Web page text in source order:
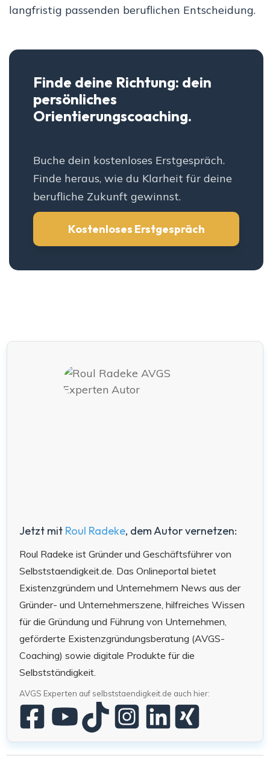
langfristig passenden beruflichen Entscheidung.
Finde deine Richtung: dein
persönliches
Orientierungscoaching.
Buche dein kostenloses Erstgespräch.
Finde heraus, wie du Klarheit für deine
berufliche Zukunft gewinnst.
Kostenloses Erstgespräch
Jetzt mit Roul Radeke, dem Autor vernetzen:
Roul Radeke ist Gründer und Geschäftsführer von
Selbststaendigkeit.de. Das Onlineportal bietet
Existenzgründern und Unternehmern News aus der
Gründer- und Unternehmerszene, hilfreiches Wissen
für die Gründung und Führung von Unternehmen,
geförderte Existenzgründungsberatung (AVGS-
Coaching) sowie digitale Produkte für die
Selbstständigkeit.
AVGS Experten auf selbststaendigkeit.de auch hier: